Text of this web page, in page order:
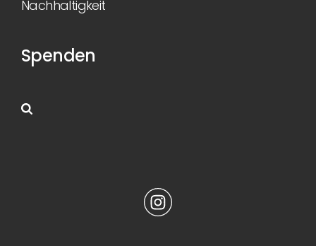
Nachhaltigkeit
Spenden